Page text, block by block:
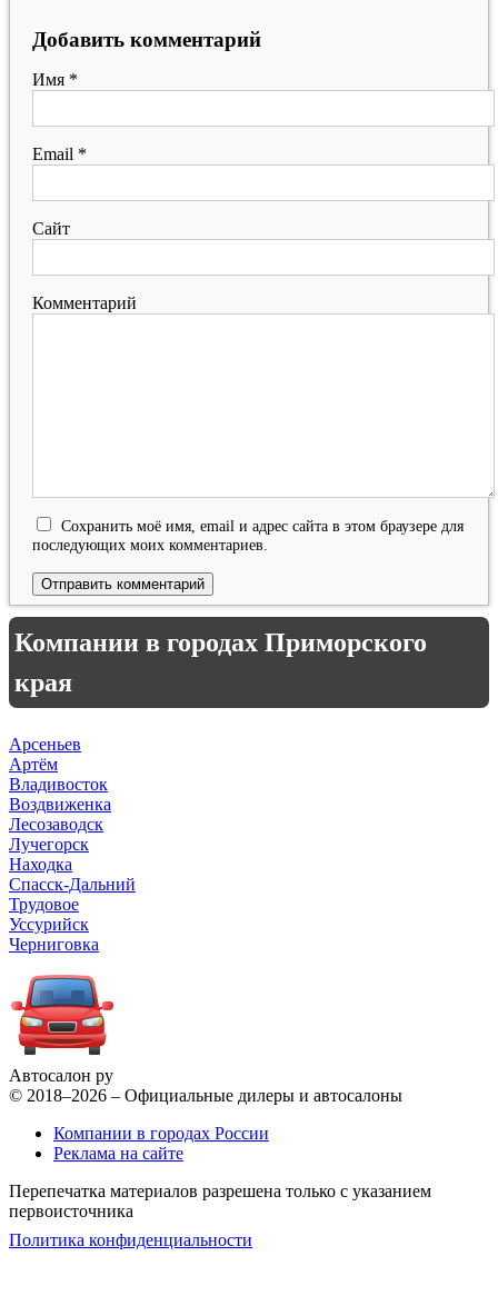
Добавить комментарий
Имя *
Email *
Сайт
Комментарий
Сохранить моё имя, email и адрес сайта в этом браузере для
последующих моих комментариев.
Компании в городах Приморского
края
Арсеньев
Артём
Владивосток
Воздвиженка
Лесозаводск
Лучегорск
Находка
Спасск-Дальний
Трудовое
Уссурийск
Черниговка
Автосалон ру
© 2018–2026 – Официальные дилеры и автосалоны
Компании в городах России
Реклама на сайте
Перепечатка материалов разрешена только с указанием
первоисточника
Политика конфиденциальности